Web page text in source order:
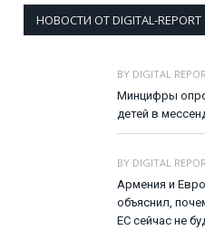
НОВОСТИ ОТ DIGITAL-REPORT
BY DIGITAL
Минцифры
детей в
BY DIGITAL
Армения и
объяснил,
ЕС сейчас не